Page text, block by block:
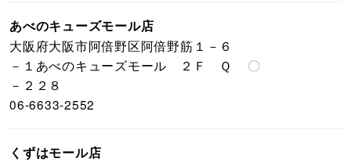
あべのキューズモール店
大阪府大阪市阿倍野区阿倍野筋１－６
－１あべのキューズモール ２Ｆ Ｑ
－２２８
06-6633-2552
〇
くずはモール店